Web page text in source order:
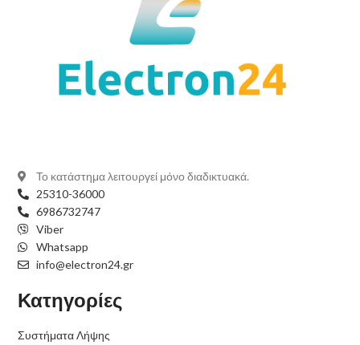
Το κατάστημα λειτουργεί μόνο διαδικτυακά.
25310-36000
6986732747
Viber
Whatsapp
info@electron24.gr
Κατηγορίες
Συστήματα Λήψης